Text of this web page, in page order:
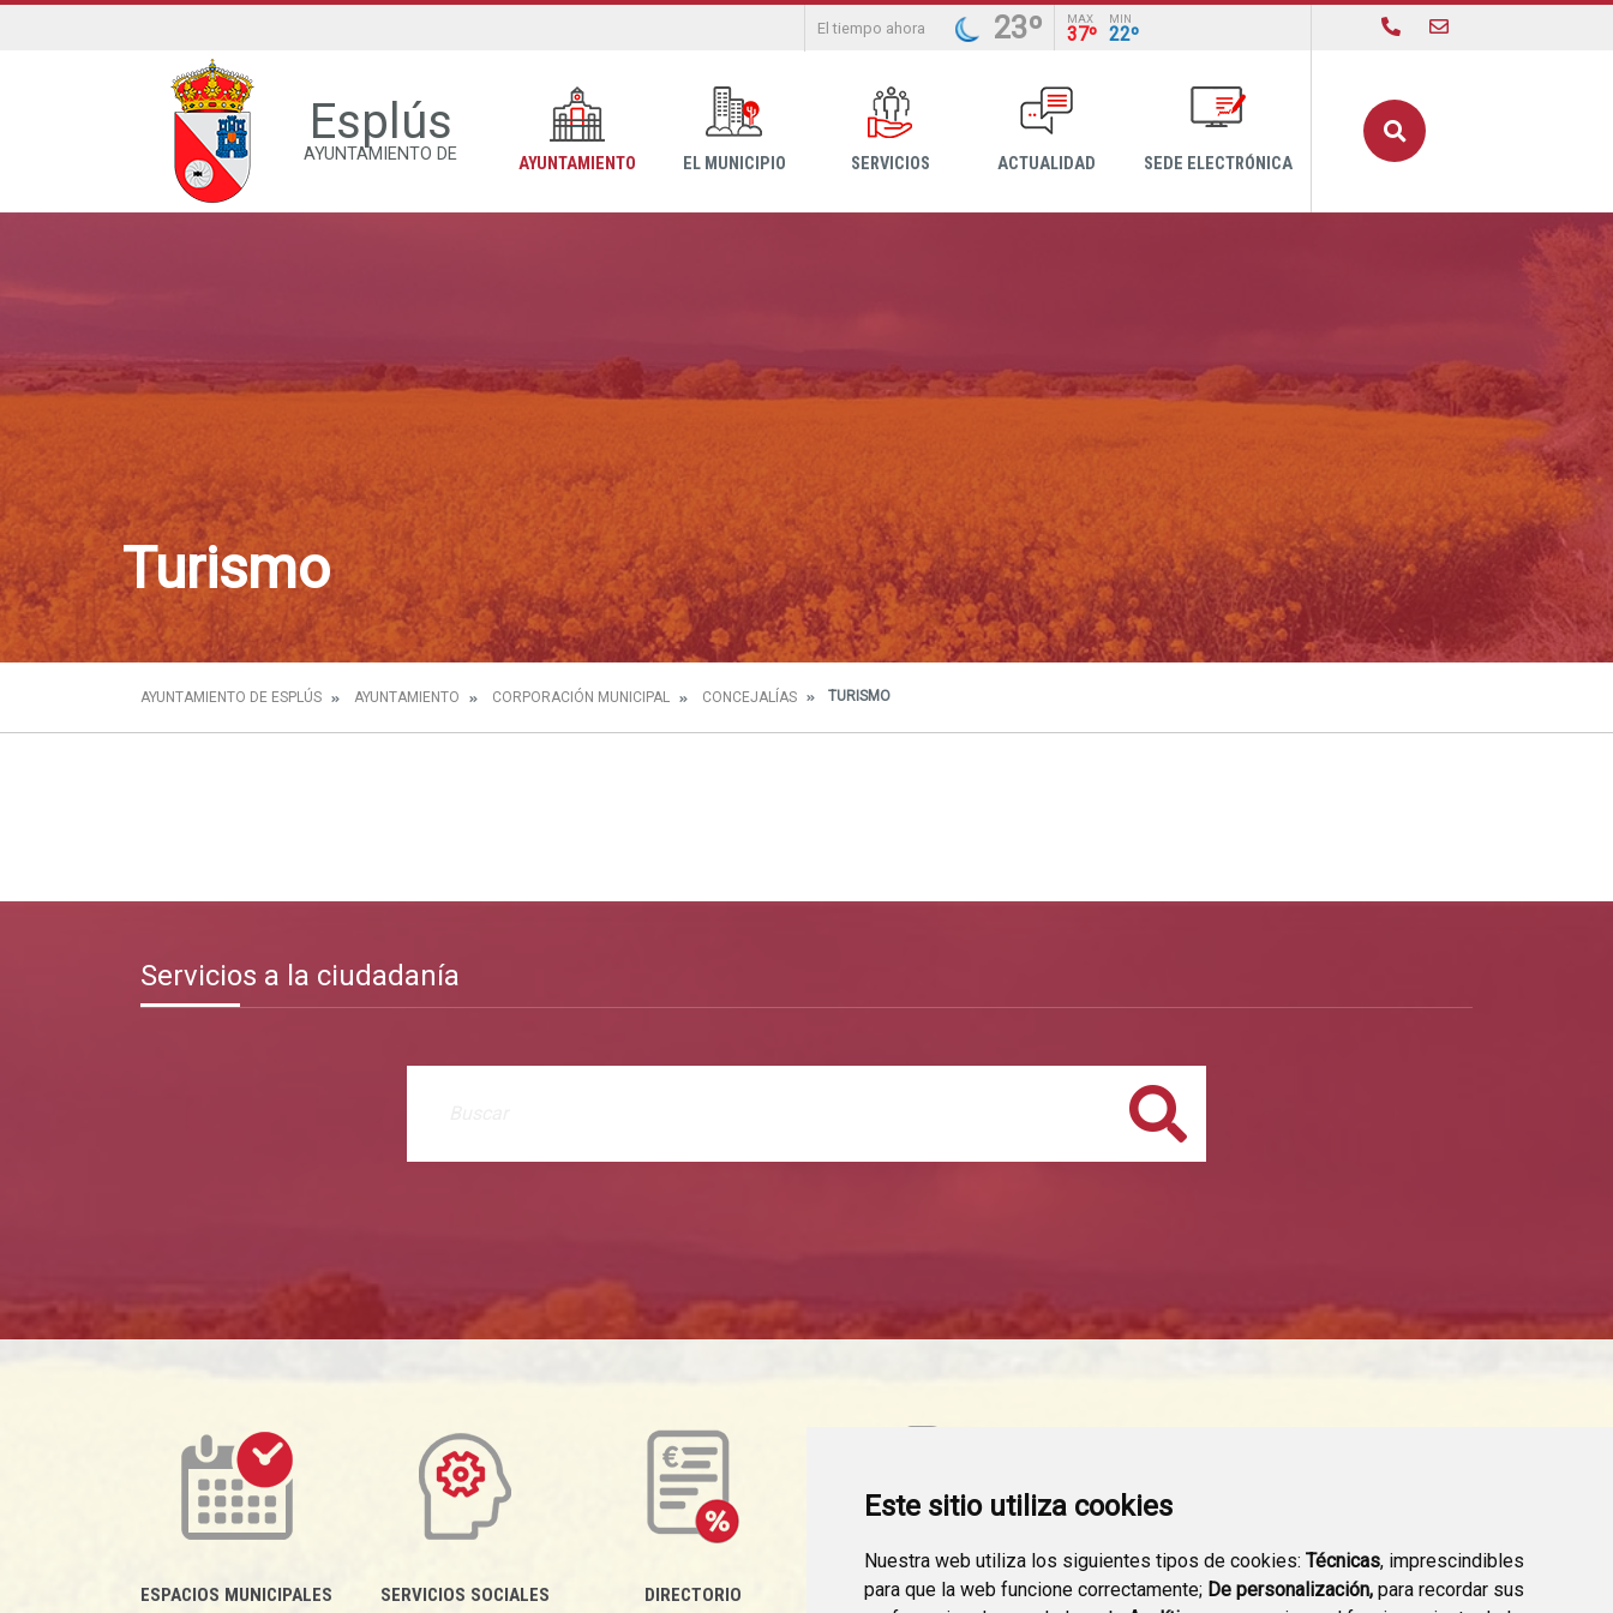
Este sitio utiliza cookies
Nuestra web utiliza los siguientes tipos de cookies: Técnicas, imprescindibles
para que la web funcione correctamente; De personalización, para recordar sus
El tiempo ahora 23º MAX
37º
MIN
22º
Esplús
AYUNTAMIENTO DE AYUNTAMIENTO EL MUNICIPIO SERVICIOS ACTUALIDAD SEDE ELECTRÓNICA
Turismo
AYUNTAMIENTO DE ESPLÚS AYUNTAMIENTO CORPORACIÓN MUNICIPAL CONCEJALÍAS TURISMO
Servicios a la ciudadanía
Buscar
ESPACIOS MUNICIPALES SERVICIOS SOCIALES DIRECTORIO PERFIL DEL TRANSPARENCIA VALIDACIÓN DE